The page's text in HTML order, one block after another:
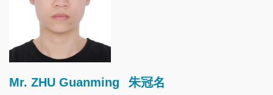
Mr. ZHU Guanming 朱冠名